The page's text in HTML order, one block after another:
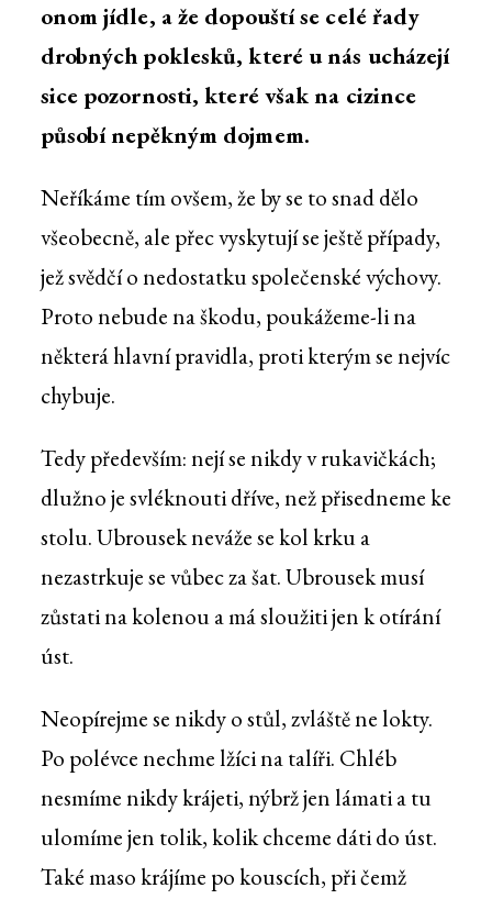
onom jídle, a že dopouští se celé řady
drobných poklesků, které u nás ucházejí
sice pozornosti, které však na cizince
působí nepěkným dojmem.
Neříkáme tím ovšem, že by se to snad dělo
všeobecně, ale přec vyskytují se ještě případy,
jež svědčí o nedostatku společenské výchovy.
Proto nebude na škodu, poukážeme-li na
některá hlavní pravidla, proti kterým se nejvíc
chybuje.
Tedy především: nejí se nikdy v rukavičkách;
dlužno je svléknouti dříve, než přisedneme ke
stolu. Ubrousek neváže se kol krku a
nezastrkuje se vůbec za šat. Ubrousek musí
zůstati na kolenou a má sloužiti jen k otírání
úst.
Neopírejme se nikdy o stůl, zvláště ne lokty.
Po polévce nechme lžíci na talíři. Chléb
nesmíme nikdy krájeti, nýbrž jen lámati a tu
ulomíme jen tolik, kolik chceme dáti do úst.
Také maso krájíme po kouscích, při čemž